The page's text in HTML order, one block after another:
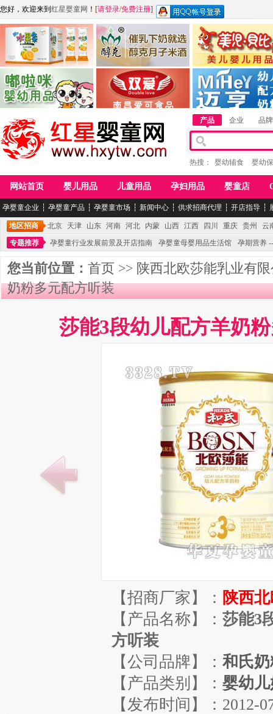
您好，欢迎来到 红星婴童网 ！ [请登录/免费注册]
江西麦嘟嘟食品有限公司
青岛嘟啦咪婴幼儿用品公司
江西醇之客月子米酒 惠州市美儿婴儿用品
湖南迈亨母婴用品有限
产品 企业 品牌
热搜： 婴幼辅食 婴幼
网站首页 婴儿用品 儿童用品 孕妇用品 婴童店
孕婴童企业 ┆ 孕婴童产品 ┆ 孕婴童市场 ┆ 新闻中心 ┆ 供求招商代理 ┆ 开店指导 ┆
地区招商 北京 天津 山东 河南 河北 内蒙 山西 江西 四川 重庆 贵州
云
专题推荐
孕婴童行业发展前景及开店指南 孕婴童母婴用品生活馆 孕期营养
您当前位置： 首页 >> 陕西北欧莎能乳业有
奶粉多元配方听装
莎能3段幼儿配方羊奶
【招商厂家】： 陕西
【产品名称】： 莎能3
方听装
【公司品牌】： 和氏
【产品类别】： 婴幼
【发布时间】：2012-